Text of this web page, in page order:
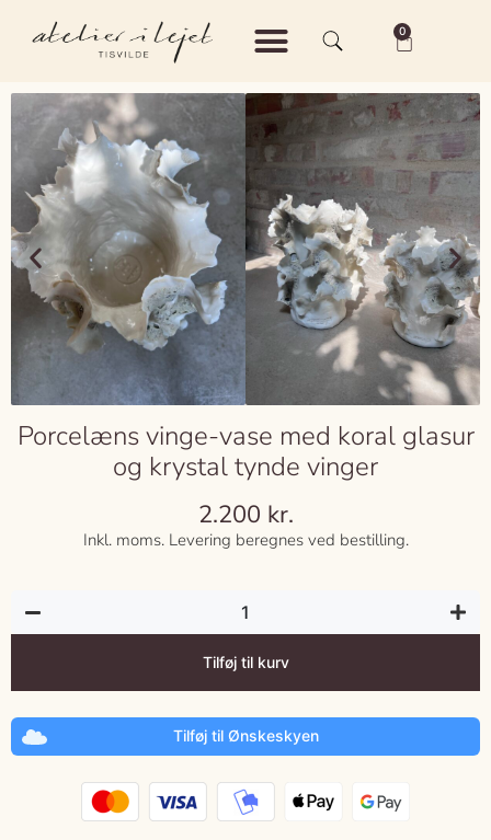
0
Porcelæns vinge-vase med koral glasur
og krystal tynde vinger
2.200 kr.
Inkl. moms. Levering beregnes ved bestilling.
Tilføj til kurv
Tilføj til Ønskeskyen